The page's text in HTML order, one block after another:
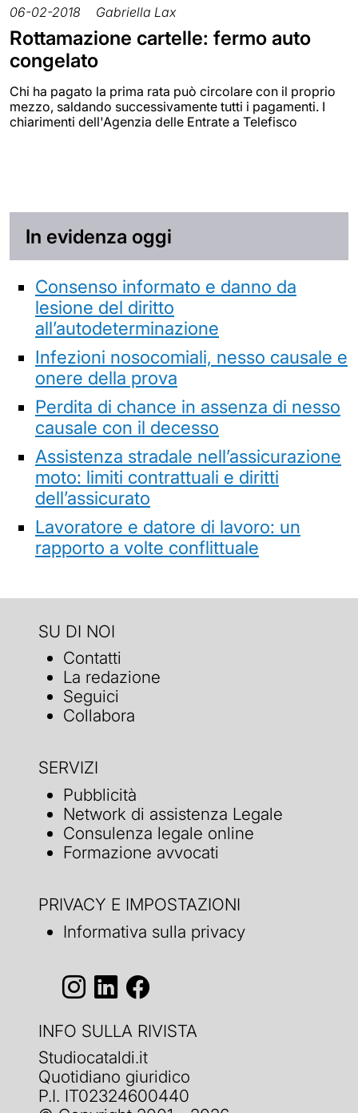
06-02-2018 Gabriella Lax
Rottamazione cartelle: fermo auto
congelato
Chi ha pagato la prima rata può circolare con il proprio
mezzo, saldando successivamente tutti i pagamenti. I
chiarimenti dell'Agenzia delle Entrate a Telefisco
In evidenza oggi
Consenso informato e danno da
lesione del diritto
all’autodeterminazione
Infezioni nosocomiali, nesso causale e
onere della prova
Perdita di chance in assenza di nesso
causale con il decesso
Assistenza stradale nell’assicurazione
moto: limiti contrattuali e diritti
dell’assicurato
Lavoratore e datore di lavoro: un
rapporto a volte conflittuale
SU DI NOI
Contatti
La redazione
Seguici
Collabora
SERVIZI
Pubblicità
Network di assistenza Legale
Consulenza legale online
Formazione avvocati
PRIVACY E IMPOSTAZIONI
Informativa sulla privacy
INFO SULLA RIVISTA
Studiocataldi.it
Quotidiano giuridico
P.I. IT02324600440